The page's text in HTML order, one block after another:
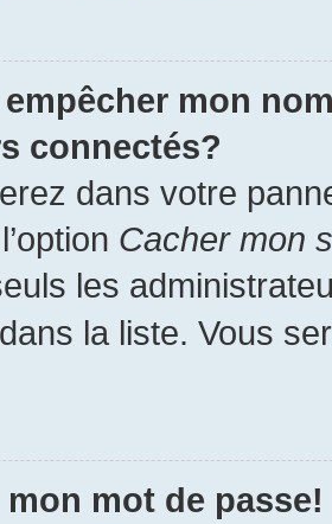
mon
connectés?
dans votre
Cacher mon
les
la liste. Vous
mon mot de passe!